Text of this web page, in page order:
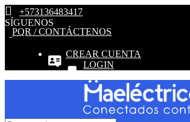
+573136483417
SÍGUENOS
PQR / CONTÁCTENOS
CREAR CUENTA
LOGIN